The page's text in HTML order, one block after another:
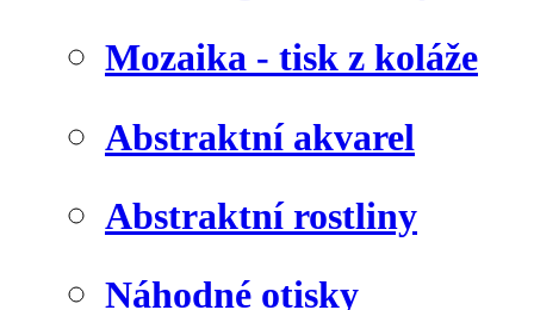
Mozaika - tisk z koláže
Abstraktní akvarel
Abstraktní rostliny
Náhodné otisky